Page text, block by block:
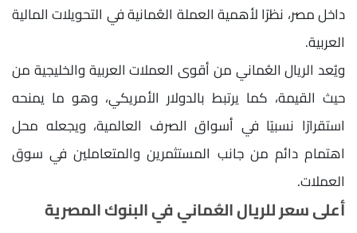
داخل مصر، نظرًا لأهمية العملة العُمانية في التحويلات المالية
العربية.
ويُعد الريال العُماني من أقوى العملات العربية والخليجية من
حيث القيمة، كما يرتبط بالدولار الأمريكي، وهو ما يمنحه
استقرارًا نسبيًا في أسواق الصرف العالمية، ويجعله محل
اهتمام دائم من جانب المستثمرين والمتعاملين في سوق
العملات.
أعلى سعر للريال العُماني في البنوك المصرية